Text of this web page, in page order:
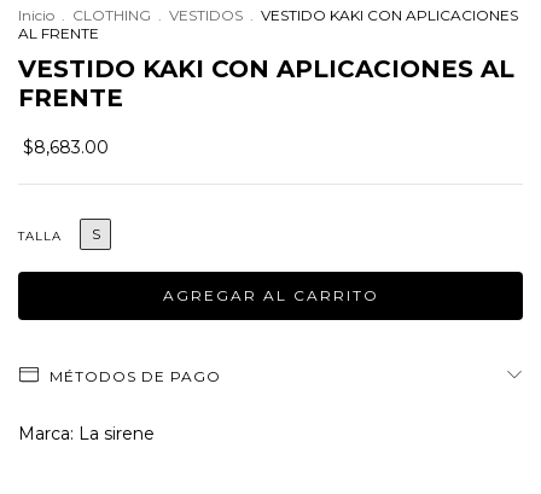
Inicio CLOTHING VESTIDOS
VESTIDO KAKI CON APLICACIONES
AL FRENTE
VESTIDO KAKI CON APLICACIONES AL
FRENTE
$8,683.00
TALLA S
MÉTODOS DE PAGO
Marca: La sirene